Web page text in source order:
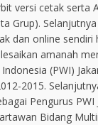
versi cetak serta
Grup).
dan online sendiri
amanah
(PWI)
2015.
Pengurus PWI
Bidang